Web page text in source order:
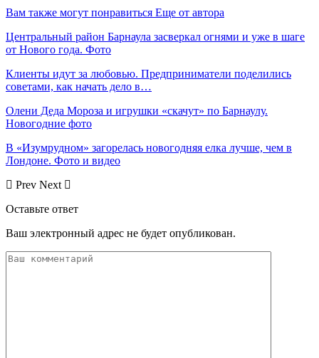
Вам также могут понравиться Еще от автора
Центральный район Барнаула засверкал огнями и уже в шаге
от Нового года. Фото
Клиенты идут за любовью. Предприниматели поделились
советами, как начать дело в…
Олени Деда Мороза и игрушки «скачут» по Барнаулу.
Новогодние фото
В «Изумрудном» загорелась новогодняя елка лучше, чем в
Лондоне. Фото и видео
Prev Next
Оставьте ответ
Ваш электронный адрес не будет опубликован.